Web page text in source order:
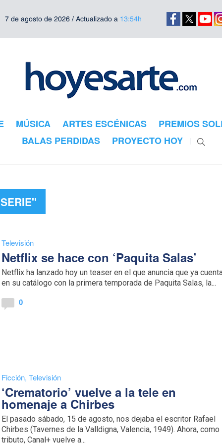
7 de agosto de 2026 / Actualizado a 13:54h
MÚSICA ARTES ESCÉNICAS
PREMIOS
BALAS PERDIDAS
PROYECTO HOY
Televisión
Netflix se hace con ‘Paquita Salas’
Netflix ha lanzado hoy un teaser en el que anuncia que ya
en su catálogo con la primera temporada de Paquita Salas, la...
0
Ficción,Televisión
‘Crematorio’ vuelve a la tele en
homenaje a Chirbes
El pasado sábado, 15 de agosto, nos dejaba el escritor Rafael
Chirbes (Tavernes de la Valldigna, Valencia, 1949). Ahora, como
tributo, Canal+ vuelve a...